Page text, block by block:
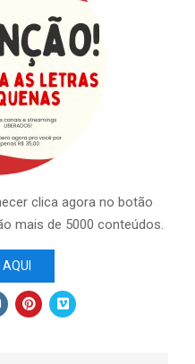
clica agora no botão
mais de 5000 conteúdos.